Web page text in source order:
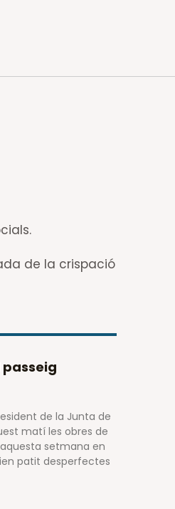
de la crispació
de la Junta de
matí les obres de
setmana en
patit desperfectes